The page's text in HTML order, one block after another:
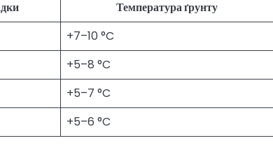
Температура ґрунту
+7–10 °C
+5–8 °C
+5–7 °C
+5–6 °C